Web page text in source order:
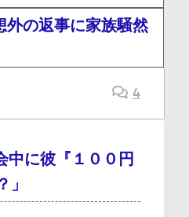
の返事に家族騒然
4
中に彼『１００円